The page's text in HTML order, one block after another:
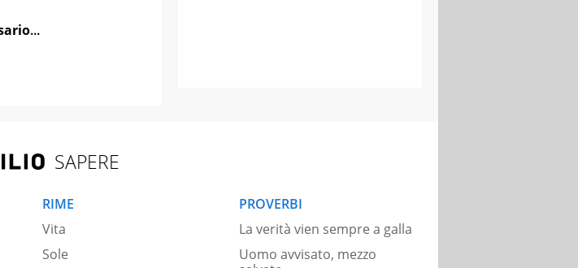
...
SAPERE
RIME
Vita
Sole
PROVERBI
La verità vien sempre a galla
Uomo avvisato, mezzo